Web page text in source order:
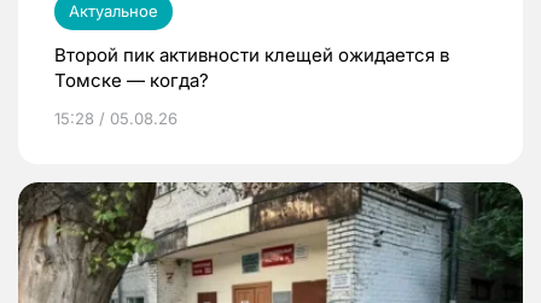
Актуальное
Второй пик активности клещей ожидается в
Томске — когда?
15:28 / 05.08.26